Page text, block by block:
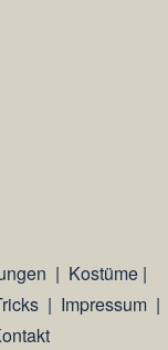
| Kostüme|
| Impressum|